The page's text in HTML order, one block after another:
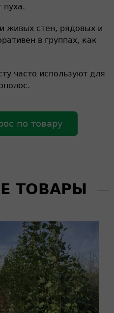
пуха.
живых стен, рядовых и
в группах, как
часто используют для
по товару
ТОВАРЫ